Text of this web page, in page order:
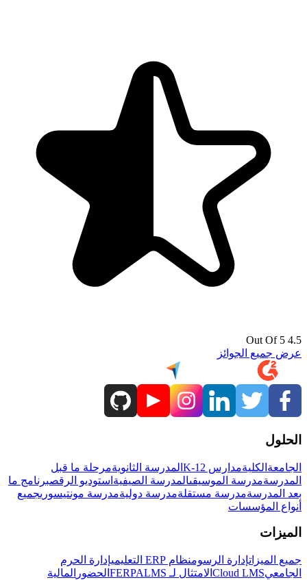
4.5 Out Of 5
عرض جميع الجوائز
الحلول
الجامعة الكليةمدارس K-12 المدرسة الثانويةمرحلة ما قبل
المدرسةمدرسة الموسيقىالمدرسة الصيفية استوديو الرقصبرنامج ما
بعد المدرسةمدرسة مستقلةمدرسة دوليةمدرسة مونتيسوريجميع
أنواع المؤسسات
الميزات
جميع الميزاتإدارة الرسومنظام ERP التعليمي
إدارة الحرم
الجامعيCloud LMS الامتثال لـ FERPA LMS الحضور المالية